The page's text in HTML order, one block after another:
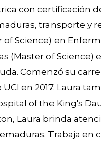
con certificación
transporte y
of Science) en
(Master of Science)
Comenzó su
en 2017. Laura
of the King's
Laura brinda
Trabaja en